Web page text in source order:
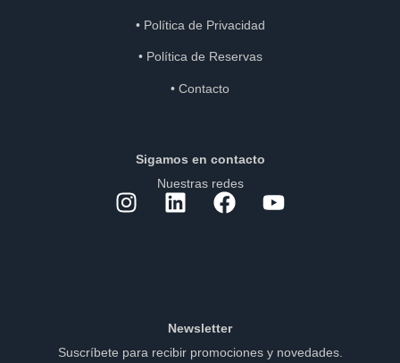
• Política de Privacidad
• Política de Reservas
• Contacto
Sigamos en contacto
Nuestras redes
Newsletter
Suscríbete para recibir promociones y novedades.